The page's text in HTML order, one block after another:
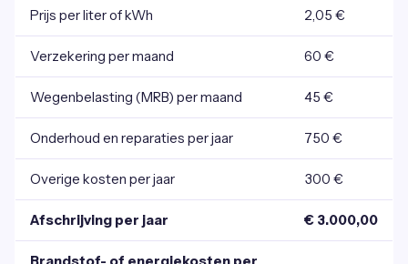
Prijs per liter of kWh 2,05 €
Verzekering per maand 60 €
Wegenbelasting (MRB) per maand 45 €
Onderhoud en reparaties per jaar 750 €
Overige kosten per jaar 300 €
Afschrijving per jaar € 3.000,00